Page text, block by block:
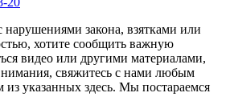
нарушениями закона, взятками или
хотите сообщить важную
видео или другими материалами,
свяжитесь с нами любым
указанных здесь. Мы постараемся